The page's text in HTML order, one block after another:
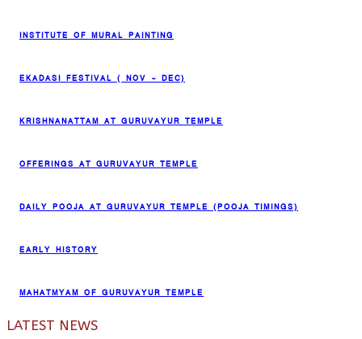
INSTITUTE OF MURAL PAINTING
EKADASI FESTIVAL ( NOV – DEC)
KRISHNANATTAM AT GURUVAYUR TEMPLE
OFFERINGS AT GURUVAYUR TEMPLE
DAILY POOJA AT GURUVAYUR TEMPLE (POOJA TIMINGS)
EARLY HISTORY
MAHATMYAM OF GURUVAYUR TEMPLE
LATEST NEWS